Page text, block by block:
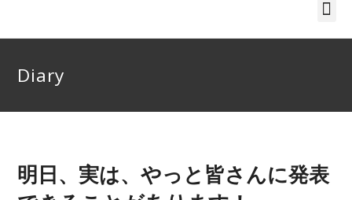
Diary
明日、実は、やっと皆さんに発表